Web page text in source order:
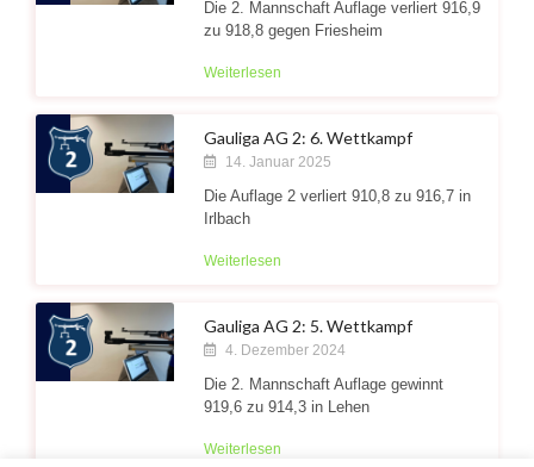
Die 2. Mannschaft Auflage verliert 916,9
zu 918,8 gegen Friesheim
Weiterlesen
Gauliga AG 2: 6. Wettkampf
14. Januar 2025
Die Auflage 2 verliert 910,8 zu 916,7 in
Irlbach
Weiterlesen
Gauliga AG 2: 5. Wettkampf
4. Dezember 2024
Die 2. Mannschaft Auflage gewinnt
919,6 zu 914,3 in Lehen
Weiterlesen